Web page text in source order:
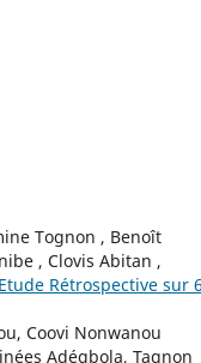
Tognon , Benoît
, Clovis Abitan ,
Rétrospective sur 6
Coovi Nonwanou
Adégbola, Tagnon